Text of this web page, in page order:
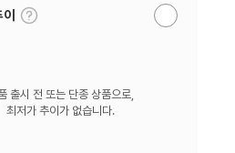
툴
팁
알
출시 전 또는 단종 상품으로,
최저가 추이가 없습니다.